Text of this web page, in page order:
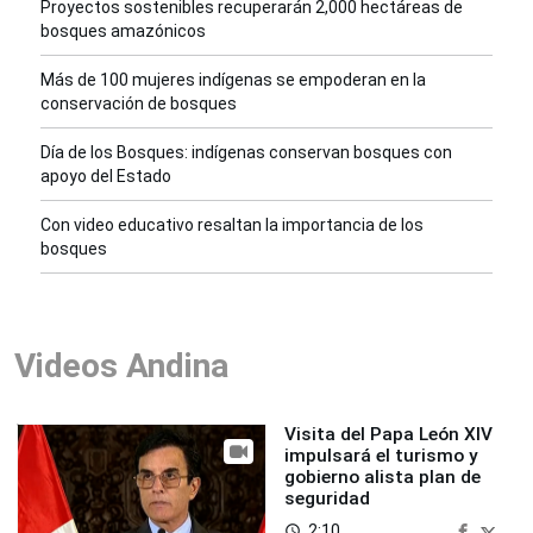
de este recurso hídrico se encuentra en nuestra
Sin bosques se erosionarían los suelos,
provocaría la ocurrencia de deslizamientos que
afectarían a las poblaciones ubicadas en las zonas
se encuentra en el Perú, emiten gran cantidad de
vapor que se convierte en nubes que por acción de
los vientos procedentes del este son empujados
Proyectos sostenibles recuperarán 2,000 hectáreas de
bosques amazónicos
Más de 100 mujeres indígenas se empoderan en la
conservación de bosques
Día de los Bosques: indígenas conservan bosques con
apoyo del Estado
Con video educativo resaltan la importancia de los
bosques
Videos Andina
Visita del Papa León XIV
impulsará el turismo y
gobierno alista plan de
seguridad